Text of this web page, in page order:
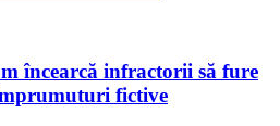
încearcă infractorii să fure
fictive